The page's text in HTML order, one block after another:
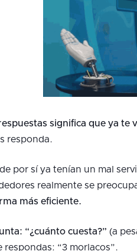
significa que ya te
responda.
por sí ya tenían un mal
realmente se
más eficiente.
“¿cuánto cuesta?” (a
respondas: “3 morlacos”.